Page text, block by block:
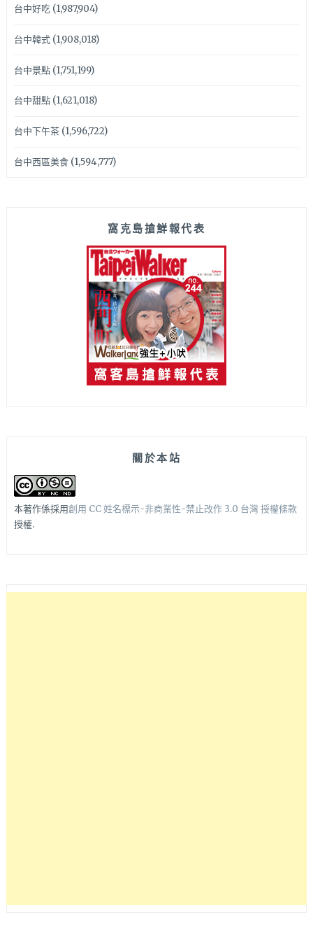
台中好吃(1,987,904)
台中韓式(1,908,018)
台中景點(1,751,199)
台中甜點(1,621,018)
台中下午茶(1,596,722)
台中西區美食(1,594,777)
窩克島搶鮮報代表
關於本站
本著作係採用創用 CC 姓名標示-非商業性-禁止改作 3.0 台灣 授權條款
授權.